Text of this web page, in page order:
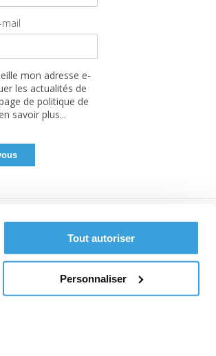
Tout autoriser
Personnaliser
mon adresse e-
les actualités de
de politique de
savoir plus...